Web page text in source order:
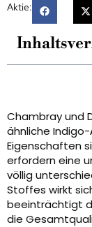
Aktie:
Chambray und
ähnliche
Eigenschaften
erfordern eine
völlig
Stoffes wirkt
beeinträchtigt
die